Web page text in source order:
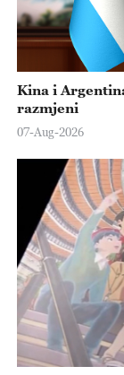
Kina i
razmjeni
07-Aug-2026